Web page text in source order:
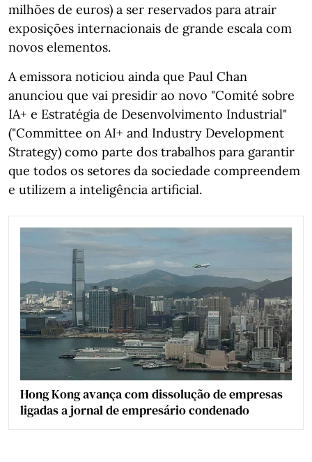
milhões de euros) a ser reservados para atrair
exposições internacionais de grande escala com
novos elementos.
A emissora noticiou ainda que Paul Chan
anunciou que vai presidir ao novo "Comité sobre
IA+ e Estratégia de Desenvolvimento Industrial"
("Committee on AI+ and Industry Development
Strategy) como parte dos trabalhos para garantir
que todos os setores da sociedade compreendem
e utilizem a inteligência artificial.
Hong Kong avança com dissolução de empresas
ligadas a jornal de empresário condenado